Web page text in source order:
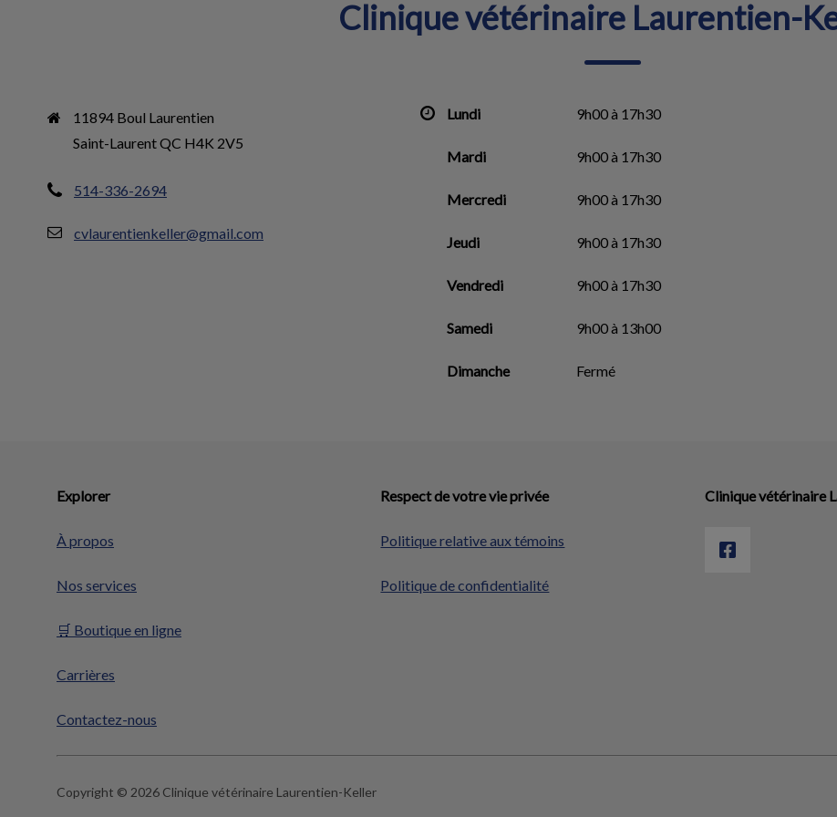
Clinique vétérinaire Laurentien-
11894 Boul Laurentien
Saint-Laurent QC H4K 2V5
514-336-2694
cvlaurentienkeller@gmail.com
Lundi 9h00 à 17h30
Mardi 9h00 à 17h30
Mercredi 9h00 à 17h30
Jeudi 9h00 à 17h30
Vendredi 9h00 à 17h30
Samedi 9h00 à 13h00
Dimanche Fermé
Explorer
À propos
Nos services
🛒 Boutique en ligne
Carrières
Contactez-nous
Respect de votre vie privée
Politique relative aux témoins
Politique de confidentialité
Clinique vétérinaire
Copyright © 2026 Clinique vétérinaire Laurentien-Keller